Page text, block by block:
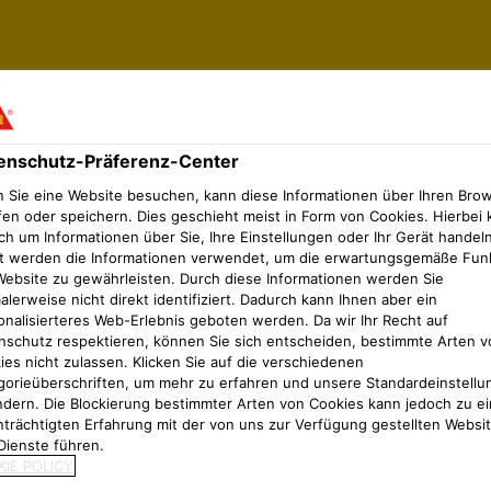
went wrong loading the listing. Please try refreshing
Präferenz-Center
Sie eine Website besuchen, kann diese Informationen über Ihren
oder speichern. Dies geschieht meist in Form von Cookies. Hierbei
um Informationen über Sie, Ihre Einstellungen oder Ihr Gerät
werden die Informationen verwendet, um die erwartungsgemäße
zu gewährleisten. Durch diese Informationen werden Sie
nicht direkt identifiziert. Dadurch kann Ihnen aber ein
Web-Erlebnis geboten werden. Da wir Ihr Recht auf
respektieren, können Sie sich entscheiden, bestimmte Arten
nicht zulassen. Klicken Sie auf die verschiedenen
um mehr zu erfahren und unsere
Die Blockierung bestimmter Arten von Cookies kann jedoch zu
Erfahrung mit der von uns zur Verfügung gestellten
führen.
POLICY